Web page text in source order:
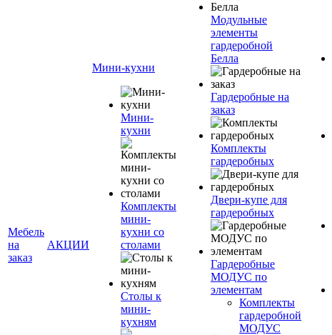
Мебель
на
заказ
АКЦИИ
Мини-кухни
Мини-
кухни
Комплекты
мини-
кухни со
столами
Столы к
мини-
кухням
Модульные
элементы
гардеробной
Белла
Гардеробные на
заказ
Комплекты
гардеробных
Двери-купе для
гардеробных
Гардеробные
МОДУС по
элементам
Комплекты
гардеробной
МОДУС